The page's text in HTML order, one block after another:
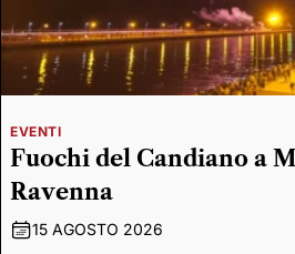
EVENTI
Fuochi del Candiano a
Ravenna
15 AGOSTO 2026